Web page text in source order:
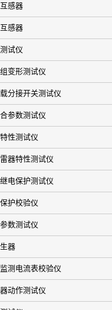
感器
感器
试仪
变形测试仪
分接开关测试仪
参数测试仪
性测试仪
器特性测试仪
电保护测试仪
护校验仪
数测试仪
器
测电流表校验仪
动作测试仪